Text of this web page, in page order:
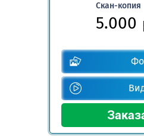
Скан-копия
5.000